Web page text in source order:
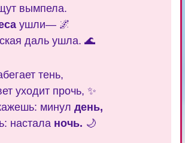
вымпела.
ушли— 🌌
даль ушла. 🌊
тень,
уходит прочь, ✨
минул день,
настала ночь. 🌙